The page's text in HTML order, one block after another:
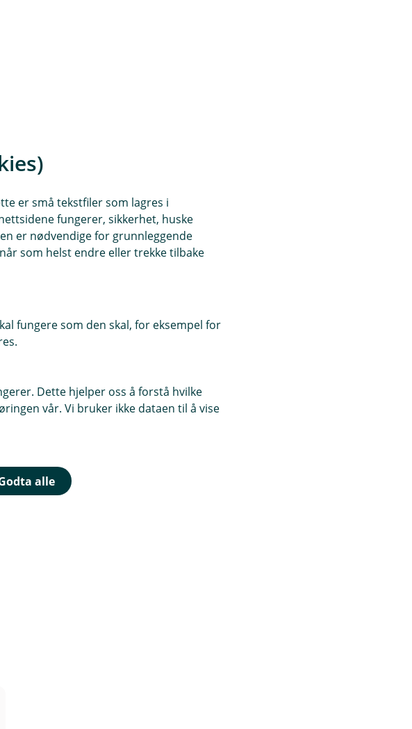
er små tekstfiler som lagres i
fungerer, sikkerhet, huske
er nødvendige for grunnleggende
som helst endre eller trekke tilbake
fungere som den skal, for eksempel for
Dette hjelper oss å forstå hvilke
vår. Vi bruker ikke dataen til å vise
alle